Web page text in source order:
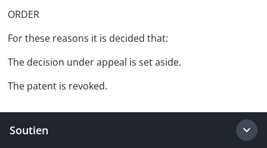
ORDER
For these reasons it is decided that:
The decision under appeal is set aside.
The patent is revoked.
Soutien